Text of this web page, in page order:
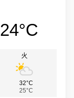
24°C
火
32°C
25°C